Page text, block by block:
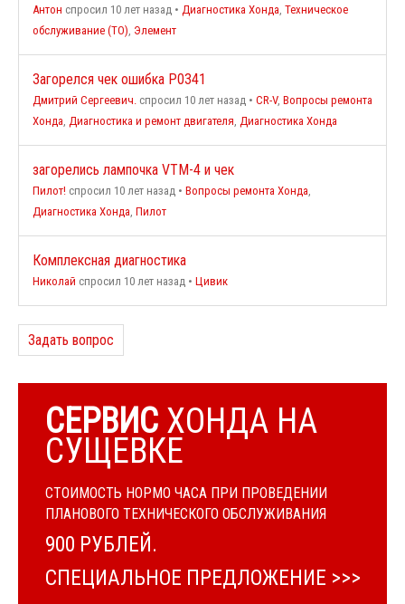
Антон спросил 10 лет назад • Диагностика Хонда Техническое
обслуживание (ТО) Элемент
Загорелся чек ошибка P0341
Дмитрий Сергеевич. спросил 10 лет назад • CR-V, Вопросы ремонта
Хонда Диагностика и ремонт двигателя Диагностика Хонда
загорелись лампочка VTM-4 и чек
Пилот! спросил 10 лет назад • Вопросы ремонта Хонда
Диагностика Хонда Пилот
Комплексная диагностика
Николай спросил 10 лет назад • Цивик
Задать вопрос
СЕРВИС ХОНДА НА
СУЩЕВКЕ
СТОИМОСТЬ НОРМО ЧАСА ПРИ ПРОВЕДЕНИИ
ПЛАНОВОГО ТЕХНИЧЕСКОГО ОБСЛУЖИВАНИЯ
900 РУБЛЕЙ.
СПЕЦИАЛЬНОЕ ПРЕДЛОЖЕНИЕ >>>